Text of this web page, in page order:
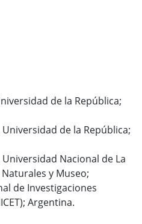
de la República;
de la República;
Universidad Nacional de La
y Museo;
de Investigaciones
Argentina.